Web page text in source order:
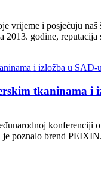
vrijeme i posjećuju
godine, reputacija
tkaninama i
poznalo brend